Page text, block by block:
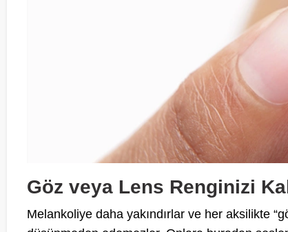
Göz veya Lens Renginizi
Melankoliye daha yakındırlar ve her aksilikte